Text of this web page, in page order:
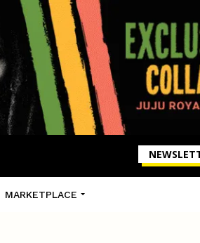
MARKETPLACE